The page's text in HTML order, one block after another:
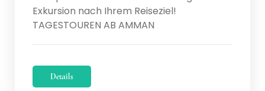
Exkursion nach Ihrem Reiseziel!
TAGESTOUREN AB AMMAN
Details